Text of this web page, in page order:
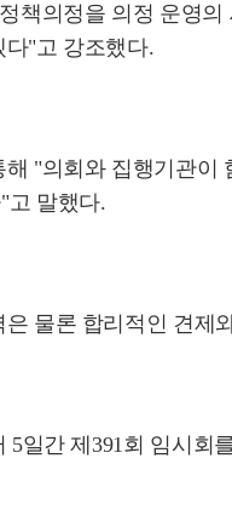
책의정을 의정 운영
"고 강조했다.
"의회와 집행기관
고 말했다.
물론 합리적인 견제
5일간 제391회 임시